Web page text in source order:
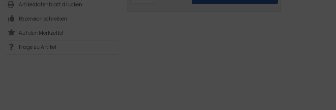
Artikeldatenblatt drucken
Rezension schreiben
Frage zu Artikel